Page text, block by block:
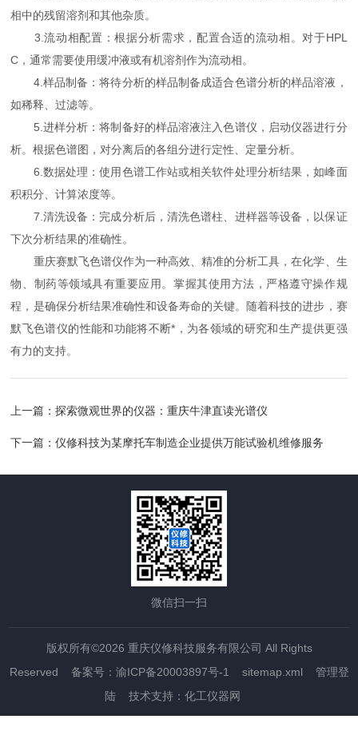
相中的残留溶剂和其他杂质。
3.流动相配置：根据分析需求，配置合适的流动相。对于HPL
C，通常需要使用缓冲液或有机溶剂作为流动相。
4.样品制备：将待分析的样品制备成适合色谱分析的样品溶液，
如稀释、过滤等。
5.进样分析：将制备好的样品溶液注入色谱仪，启动仪器进行分
析。根据色谱图，对分离后的各组分进行定性、定量分析。
6.数据处理：使用色谱工作站或相关软件处理分析结果，如峰面
积积分、计算浓度等。
7.清洗设备：完成分析后，清洗色谱柱、进样器等设备，以保证
下次分析结果的准确性。
重庆赛默飞色谱仪作为一种高效、精准的分析工具，在化学、生
物、制药等领域具有重要应用。掌握其使用方法，严格遵守操作规
程，是确保分析结果准确性和设备寿命的关键。随着科技的进步，赛
默飞色谱仪的性能和功能将不断*，为各领域的研究和生产提供更强
有力的支持。
上一篇：探索微观世界的仪器：重庆牛津直读光谱仪
下一篇：仪修科技为某摩托车制造企业提供万能试验机维修服务
微信扫一扫
版权所有©2026 重庆仪修科技服务有限公司 All Rights
Reserved 备案号：渝ICP备20003897号-1 sitemap.xml
管理登
陆 技术支持： 化工仪器网